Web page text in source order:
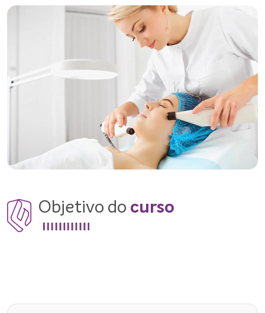
Objetivo do curso